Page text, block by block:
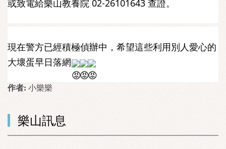
或致電給樂山教養院 02-26101643 查證。
現在警方已經積極偵辦中，希望這些利用別人愛心的
大壞蛋早日落網
作者: 小樂樂
樂山訊息